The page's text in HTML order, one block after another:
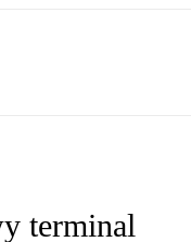
terminal